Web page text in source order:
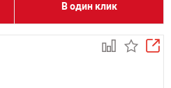
В один клик